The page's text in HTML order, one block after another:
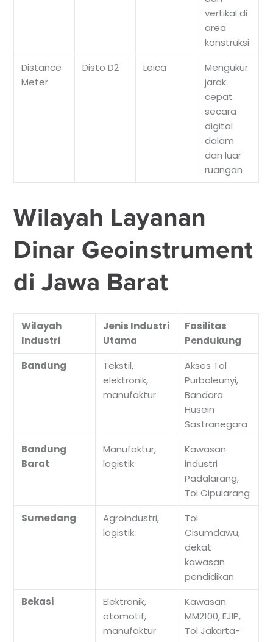
vertikal di
area
konstruksi
Distance
Meter
Disto D2 Leica
Mengukur
jarak
cepat
secara
digital
dalam
dan luar
ruangan
Wilayah Layanan
Dinar Geoinstrument
di Jawa Barat
Wilayah
Industri
Jenis Industri
Utama
Fasilitas
Pendukung
Bandung
Tekstil,
elektronik,
manufaktur
Akses Tol
Purbaleunyi,
Bandara
Husein
Sastranegara
Bandung
Barat
Manufaktur,
logistik
Kawasan
industri
Padalarang,
Tol Cipularang
Sumedang
Agroindustri,
logistik
Tol
Cisumdawu,
dekat
kawasan
pendidikan
Bekasi
Elektronik,
otomotif,
manufaktur
Kawasan
MM2100, EJIP,
Tol Jakarta-